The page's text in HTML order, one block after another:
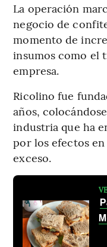
La operación
negocio de
momento de
insumos como el
empresa.
Ricolino fue
años,
industria que ha
por los efectos
exceso.